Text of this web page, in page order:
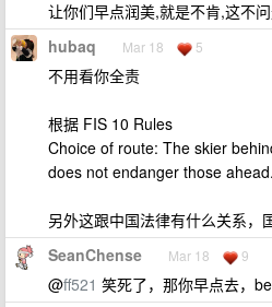
让你们早点润美,就是不肯,这不
hubaq Mar 18 5
不用看你全责
根据 FIS 10 Rules
Choice of route: The skier
does not endanger those ahead.
另外这跟中国法律有什么关系，
SeanChense Mar 18 9
@ff521 笑死了，那你早点去，